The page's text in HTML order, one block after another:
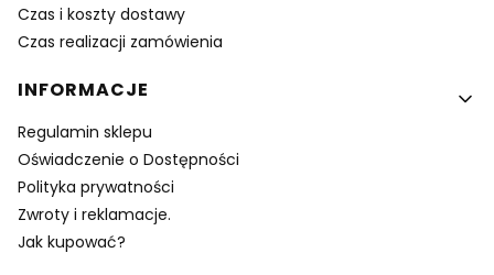
Czas i koszty dostawy
Czas realizacji zamówienia
INFORMACJE
Regulamin sklepu
Oświadczenie o Dostępności
Polityka prywatności
Zwroty i reklamacje.
Jak kupować?